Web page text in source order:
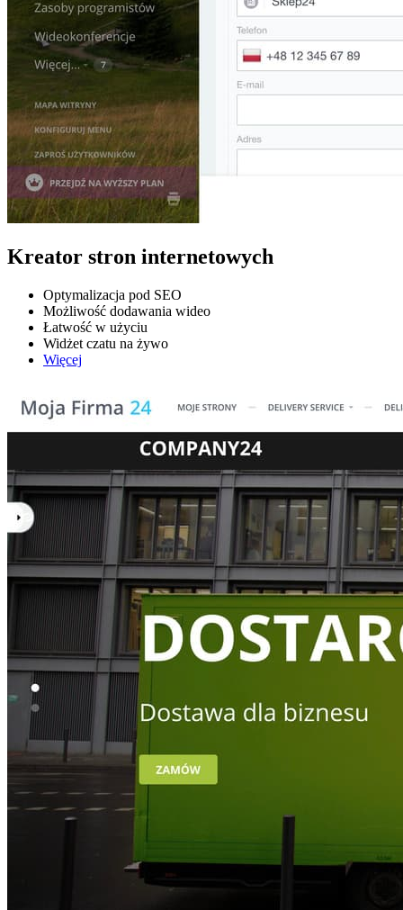
Kreator stron internetowych
Optymalizacja pod SEO
Możliwość dodawania wideo
Łatwość w użyciu
Widżet czatu na żywo
Więcej